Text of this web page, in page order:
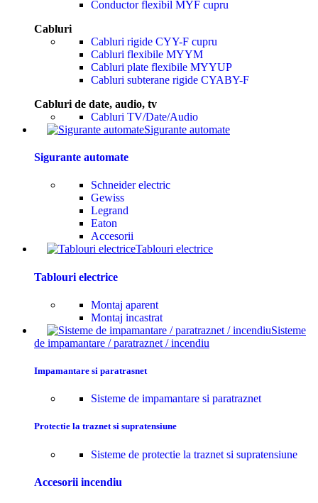
Conductor flexibil MYF cupru
Cabluri
Cabluri rigide CYY-F cupru
Cabluri flexibile MYYM
Cabluri plate flexibile MYYUP
Cabluri subterane rigide CYABY-F
Cabluri de date, audio, tv
Cabluri TV/Date/Audio
Sigurante automate
Sigurante automate
Schneider electric
Gewiss
Legrand
Eaton
Accesorii
Tablouri electrice
Tablouri electrice
Montaj aparent
Montaj incastrat
Sisteme
de impamantare / paratraznet / incendiu
Impamantare si paratrasnet
Sisteme de impamantare si paratraznet
Protectie la traznet si supratensiune
Sisteme de protectie la traznet si supratensiune
Accesorii incendiu